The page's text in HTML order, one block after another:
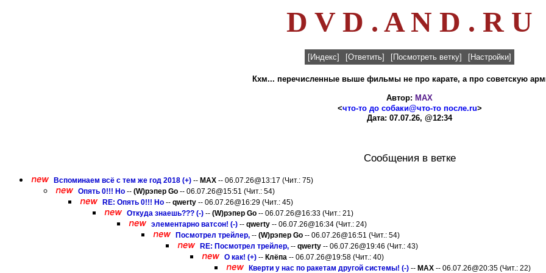
D V D . A N D . R U
[Индекс] [Ответить] [Посмотреть ветку] [Настройки]
Кхм... перечисленные выше фильмы не про карате, а про советскую
Автор: MAX
<что-то до собаки@что-то после.ru>
Дата: 07.07.26, @12:34
Сообщения в ветке
Вспоминаем всё с тем же год 2018 (+) -- MAX -- 06.07.26@13:17 (Чит.: 75)
Опять 0!!! Но -- (W)рэпер Gо -- 06.07.26@15:51 (Чит.: 54)
RE: Опять 0!!! Но -- qwerty -- 06.07.26@16:29 (Чит.: 45)
Откуда знаешь??? (-) -- (W)рэпер Gо -- 06.07.26@16:33 (Чит.: 21)
элементарно ватсон! (-) -- qwerty -- 06.07.26@16:34 (Чит.: 24)
Посмотрел трейлер, -- (W)рэпер Gо -- 06.07.26@16:51 (Чит.: 54)
RE: Посмотрел трейлер, -- qwerty -- 06.07.26@19:46 (Чит.: 43)
О как! (+) -- Клёпа -- 06.07.26@19:58 (Чит.: 40)
Кверти у нас по ракетам другой системы! (-) -- MAX -- 06.07.26@20:35 (Чит.: 22)